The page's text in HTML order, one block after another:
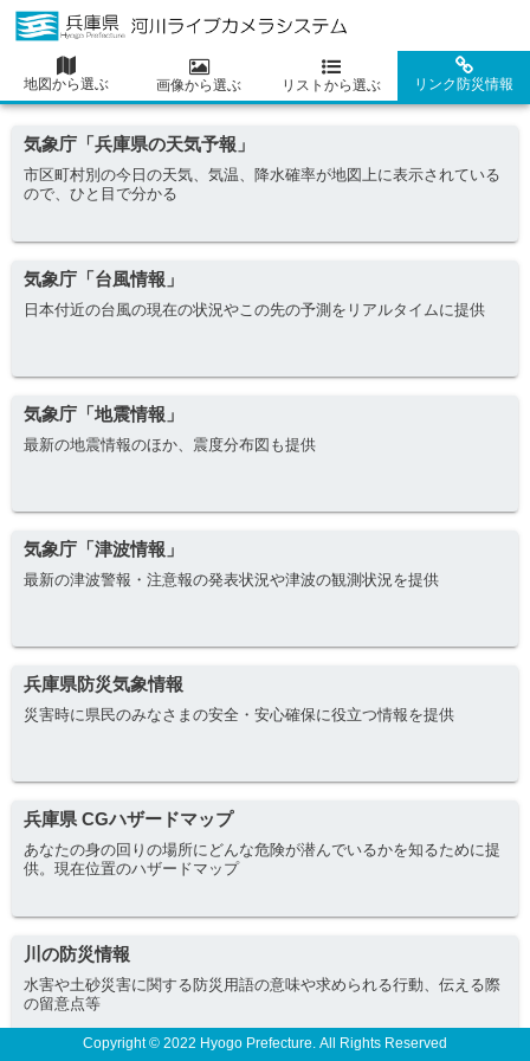
地図から選ぶ 画像から選ぶ リストから選ぶ リンク防災情報
気象庁「兵庫県の天気予報」
市区町村別の今日の天気、気温、降水確率が地図上に表示されている
ので、ひと目で分かる
気象庁「台風情報」
日本付近の台風の現在の状況やこの先の予測をリアルタイムに提供
気象庁「地震情報」
最新の地震情報のほか、震度分布図も提供
気象庁「津波情報」
最新の津波警報・注意報の発表状況や津波の観測状況を提供
兵庫県防災気象情報
災害時に県民のみなさまの安全・安心確保に役立つ情報を提供
兵庫県 CGハザードマップ
あなたの身の回りの場所にどんな危険が潜んでいるかを知るために提
供。現在位置のハザードマップ
川の防災情報
水害や土砂災害に関する防災用語の意味や求められる行動、伝える際
の留意点等
Copyright © 2022 Hyogo Prefecture. All Rights Reserved